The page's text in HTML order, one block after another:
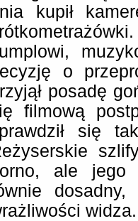
kupił
o
posadę
filmową
się
ale jego
widza.